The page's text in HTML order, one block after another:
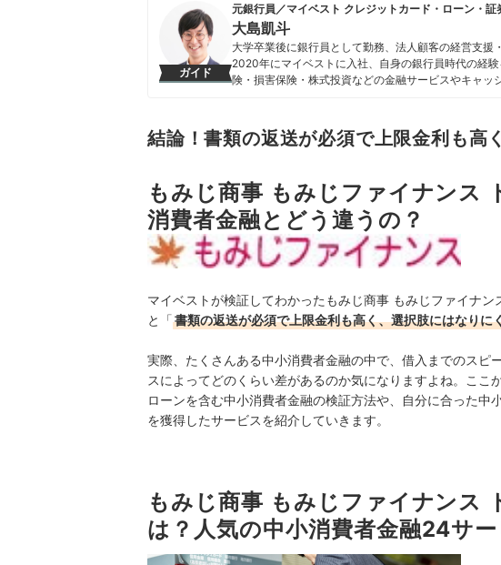
ガイド
元銀行員／マイベスト クレジットカード・ローン・証
大島凱斗
大学卒業後に銀行員として勤務、法人顧客の経営支援
2020年にマイベストに入社、自身の銀行員時代の経
険・損害保険・株式投資などの金融サービスやキャ
結論！書類の返送が必須で上限金利も高
もみじ商事 もみじファイナンス
消費者金融とどう違うの？
マイベストが検証してわかったもみじ商事 もみじファイナ
と「書類の返送が必須で上限金利も高く、選択肢にはなりに
実際、たくさんある中小消費者金融の中で、借入までのスピ
スによってどのくらい差があるのか気になりますよね。ここ
ローンを含む中小消費者金融の検証方法や、自分に合った中
を獲得したサービスを紹介していきます。
もみじ商事 もみじファイナンス
は？人気の中小消費者金融24サ